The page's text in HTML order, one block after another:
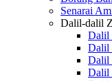
Senarai
Dalil-dalil
Dalil
Dalil
Dalil
Dalil